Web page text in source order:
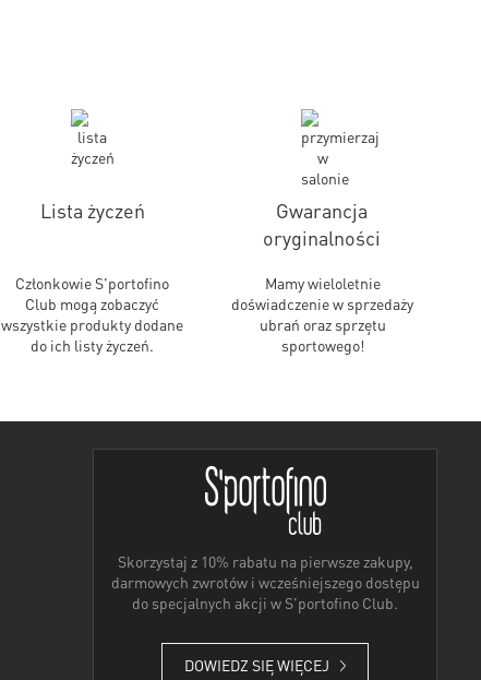
Lista życzeń
Członkowie S'portofino
Club mogą zobaczyć
wszystkie produkty dodane
do ich listy życzeń.
Gwarancja
oryginalności
Mamy wieloletnie
doświadczenie w sprzedaży
ubrań oraz sprzętu
sportowego!
Skorzystaj z 10% rabatu na pierwsze zakupy,
darmowych zwrotów i wcześniejszego dostępu
do specjalnych akcji w S'portofino Club.
DOWIEDZ SIĘ WIĘCEJ